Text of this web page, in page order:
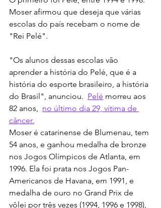
Moser afirmou que deseja que várias
escolas do país recebam o nome de
"Rei Pelé".
"Os alunos dessas escolas vão
aprender a história do Pelé, que é a
história do esporte brasileiro, a história
do Brasil", anunciou. Pelé morreu aos
82 anos, no último dia 29, vítima de
câncer.
Moser é catarinense de Blumenau, tem
54 anos, e ganhou medalha de bronze
nos Jogos Olímpicos de Atlanta, em
1996. Ela foi prata nos Jogos Pan-
Americanos de Havana, em 1991, e
medalha de ouro no Grand Prix de
vôlei por três vezes (1994, 1996 e 1998),